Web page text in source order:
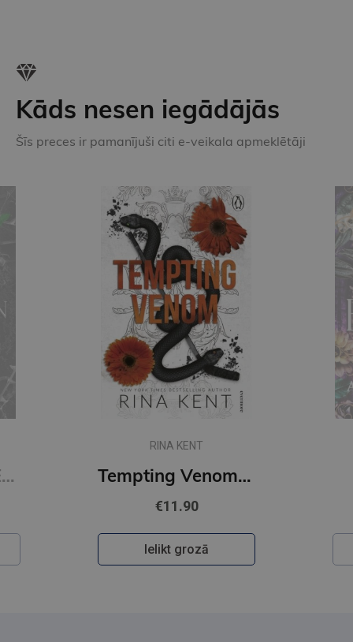
Kāds nesen iegādājās
Šīs preces ir pamanījuši citi e-veikala apmeklētāji
Restitution : #3 Edge of Darkness series : delux paperback featuring exclusive character artwork
RINA KENT
Tempting Venom : #3 The Vipers series
€11.90
Ielikt grozā